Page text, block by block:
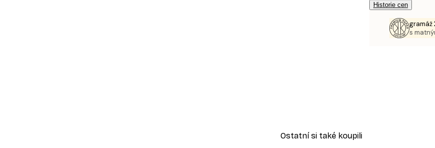
Historie cen
gramáž
s
Ostatní si také koupili